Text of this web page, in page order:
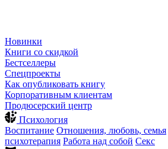
Новинки
Книги со скидкой
Бестселлеры
Спецпроекты
Как опубликовать книгу
Корпоративным клиентам
Продюсерский центр
Психология
Воспитание Отношения, любовь, семья
психотерапия Работа над собой Секс